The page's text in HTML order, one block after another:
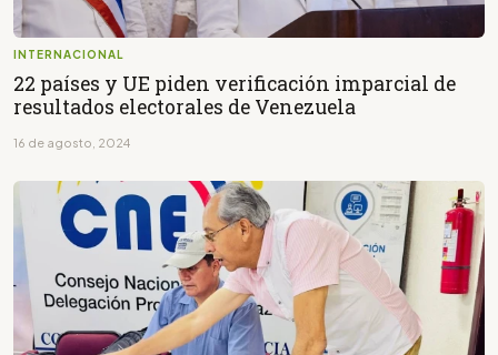
INTERNACIONAL
22 países y UE piden verificación imparcial de
resultados electorales de Venezuela
16 de agosto, 2024